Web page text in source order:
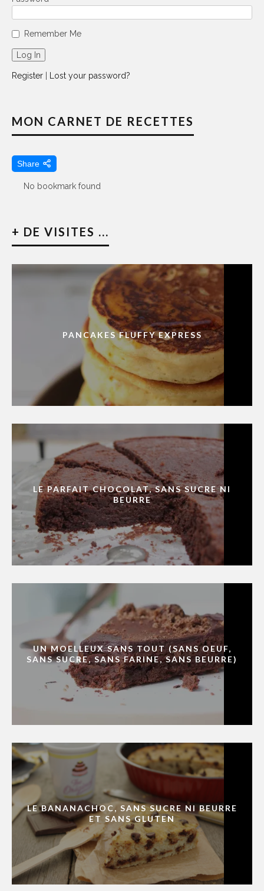
Remember Me
Register Lost your password?
MON CARNET DE RECETTES
Share
No bookmark found
+ DE VISITES ...
PANCAKES FLUFFY EXPRESS
LE PARFAIT CHOCOLAT, SANS SUCRE NI
BEURRE
UN MOELLEUX SANS TOUT (SANS OEUF,
SANS SUCRE, SANS FARINE, SANS BEURRE)
LE BANANACHOC, SANS SUCRE NI BEURRE
ET SANS GLUTEN